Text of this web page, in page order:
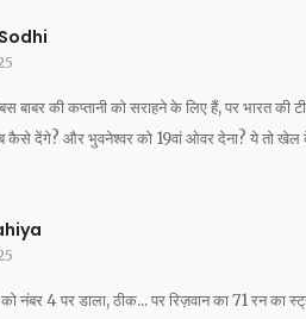
बाबर की कप्तानी को सराहने के लिए हैं, पर भारत
कैसे देंगे? और भुवनेश्वर को 19वां ओवर देना? ये तो
को नंबर 4 पर डाला, ठीक... पर रिज़वान का 71 रन का